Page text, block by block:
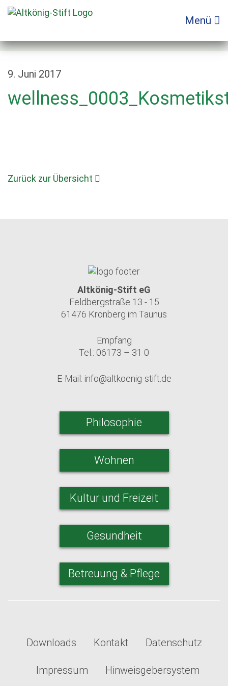
Zum
Inhalt
Menü
9. Juni 2017
Zurück zur Übersicht
Altkönig-Stift eG
Feldbergstraße 13 - 15
61476 Kronberg im Taunus
Empfang
Tel.: 06173 – 31 0
E-Mail: info@altkoenig-stift.de
Philosophie
Wohnen
Kultur und Freizeit
Gesundheit
Betreuung & Pflege
Downloads Kontakt Datenschutz
Impressum Hinweisgebersystem